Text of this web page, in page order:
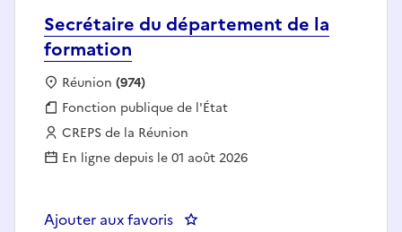
Secrétaire du département de la
formation
Localisation :
Réunion (974)
Fonction publique :
Fonction publique de l'État
Employeur :
CREPS de la Réunion
En ligne depuis le 01 août 2026
Ajouter aux favoris : Secrétaire du département de